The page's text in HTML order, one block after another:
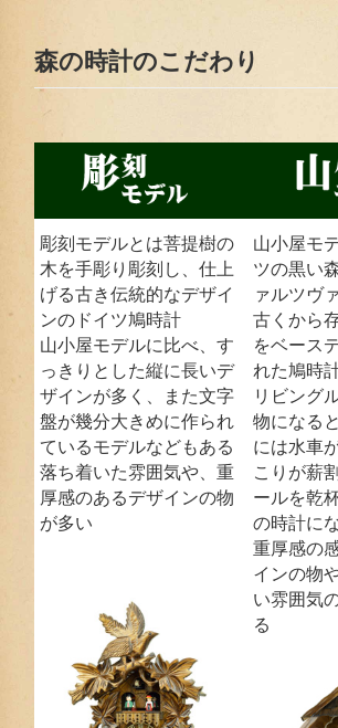
森の時計のこだわり
彫刻モデルとは菩提樹の
木を手彫り彫刻し、仕上
げる古き伝統的なデザイ
ンのドイツ鳩時計
山小屋モデルに比べ、す
っきりとした縦に長いデ
ザインが多く、また文字
盤が幾分大きめに作られ
ているモデルなどもある
落ち着いた雰囲気や、重
厚感のあるデザインの物
が多い
山小屋モ
ツの黒い
ァルツヴ
古くから
をベース
れた鳩時
リビング
物になる
には水車
こりが薪
ールを乾
の時計に
重厚感の
インの物
い雰囲気
る